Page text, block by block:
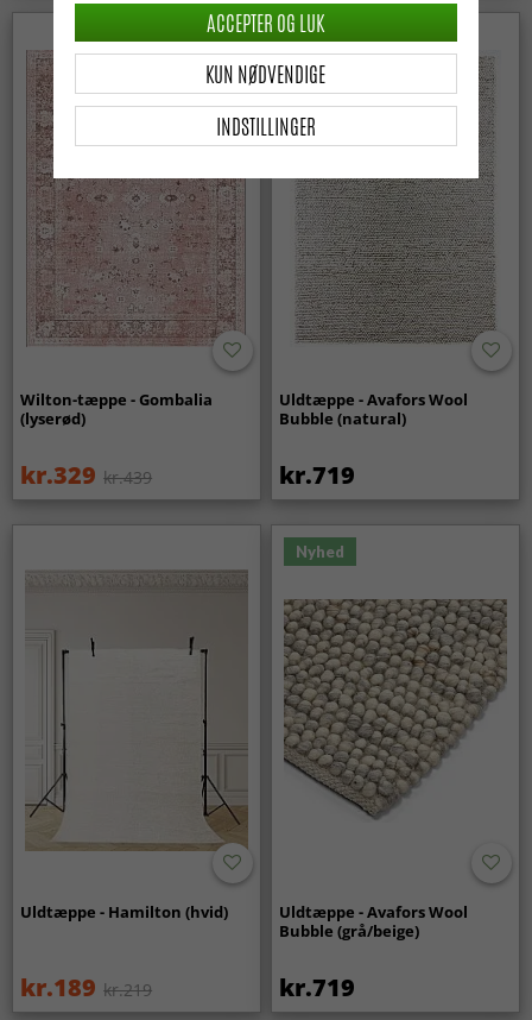
Wilton-tæppe - Gombalia
(lyserød)
kr.329 kr.439
Uldtæppe - Avafors Wool
Bubble (natural)
kr.719
Uldtæppe - Hamilton (hvid)
kr.189 kr.219
Nyhed
Uldtæppe - Avafors Wool
Bubble (grå/beige)
kr.719
INDSTILLINGER
KUN NØDVENDIGE
ACCEPTER OG LUK